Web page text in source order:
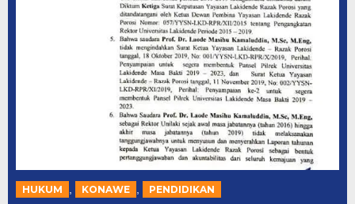
HUKUM KONAWE PENDIDIKAN